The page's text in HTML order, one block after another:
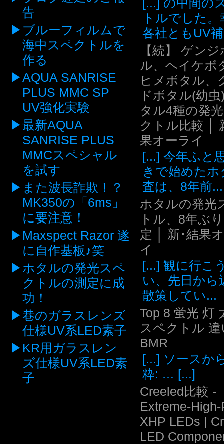
告
ブルーフィルムで
海中スペクトルを
作る
AQUA SANRISE
PLUS MMC SP
UV強化実験
最新AQUA
SANRISE PLUS
MMCスペシャル
を試す
また波長詐欺！？
MK350の「6ms」
に要注意！
Maxspect Razor 遂
に自作基板♪笑
ホタルの発光スペ
クトルの測定に成
功！
巷のガラスレンズ
仕様UV系LED素子
KR用ガラスレン
ズ仕様UV系LED素
子
トルでした
各社ともUV
【続】 ゲン
ル、ヘイケボ
ヒメボタル、
ドボタル(幼
タル4種の発
クトル比較 │
果オーライ
[...] 今年ふと
きで始めたホ
査は、8年前...
ホタルの発光
トル、8年ぶ
定 │ 新･結果
イ
[...] 観に行こ
い、先日から
散策してい...
Top 8 蛍光 灯
スペクトル 違
BMR
[...] ソースか
粋: … [...]
Creeled比較 -
Extreme-
XHP LEDs |
LED